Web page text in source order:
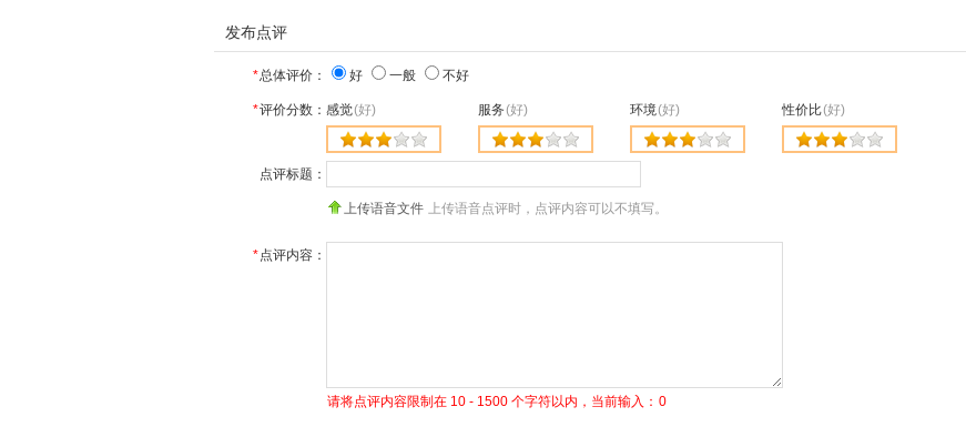
发布点评
*总体评价： 好 一般 不好
*评价分数： 感觉(好) 服务(好) 环境(好) 性价比(好)
点评标题：
上传语音文件 上传语音点评时，点评内容可以不填写。
*点评内容：
请将点评内容限制在 10 - 1500 个字符以内，当前输入： 0